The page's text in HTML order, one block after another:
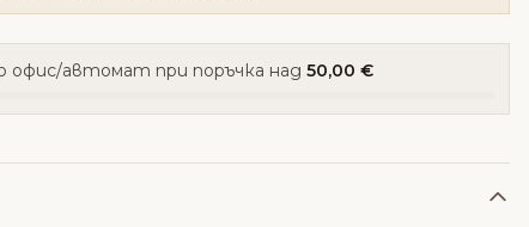
офис/автомат при поръчка над 50,00 €